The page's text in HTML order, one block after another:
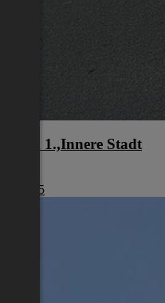
Wien 1.,Innere Stadt
€ 1.245